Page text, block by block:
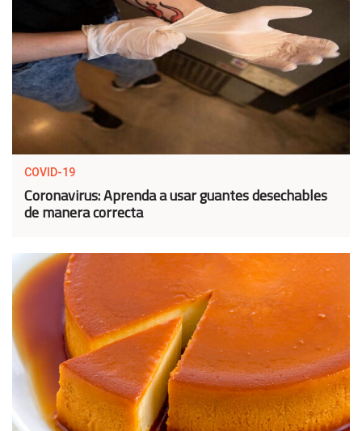
COVID-19
Coronavirus: Aprenda a usar guantes desechables
de manera correcta